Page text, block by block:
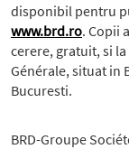
disponibil pentru
www.brd.ro. Copii
cerere, gratuit, si
Générale, situat in
Bucuresti.
BRD-Groupe